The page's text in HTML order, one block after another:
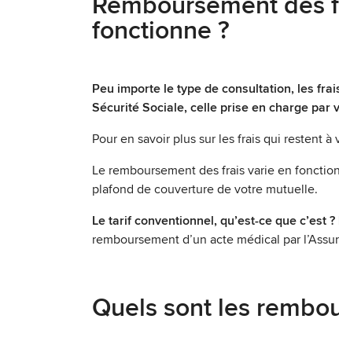
Remboursement des
fonctionne ?
Peu importe le type de consultation, les
Sécurité Sociale, celle prise en charge par
Pour en savoir plus sur les frais qui restent à
Le remboursement des frais varie en
plafond de couverture de votre mutuelle.
Le tarif conventionnel, qu’est-ce que c’est ?
remboursement d’un acte médical par
Quels sont les